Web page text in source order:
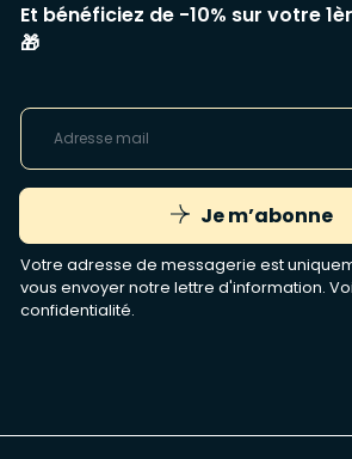
Et bénéficiez de -10% sur votre
🎁
Je m’abonne
Votre adresse de messagerie est
vous envoyer notre lettre d'information.
confidentialité.